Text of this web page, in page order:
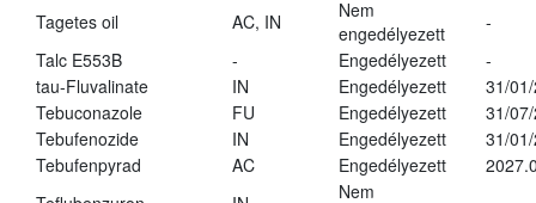
Tagetes oil
AC, IN
Nem
engedélyezett
-
Talc E553B
- Engedélyezett
-
tau-Fluvalinate
IN Engedélyezett
31/
Tebuconazole
FU Engedélyezett
31/
Tebufenozide
IN Engedélyezett
31/
Tebufenpyrad
AC Engedélyezett
Nem